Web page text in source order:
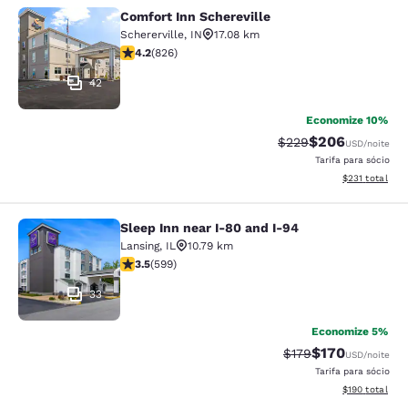
Comfort Inn Schereville
42
Comfort Inn Schereville
Schererville, IN
17.08 km
classificação 4.18 estrelas. Muito bom. 826 avaliações
4.2(826)
Economize 10%
Tarifa anterior
$229Tarifa com
$206USD/noite
Tarifa para sócio
Exibir
$231 total
Sleep Inn near I-80 and I-94
33
Sleep Inn near I-80 and I-94
Lansing, IL
10.79 km
classificação 3.54 estrelas. Bom. 599 avaliações
3.5(599)
Economize 5%
Tarifa anterior
$179Tarifa com
$170USD/noite
Tarifa para sócio
Exibir
$190 total